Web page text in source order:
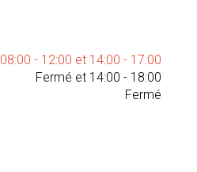
08:00 - 12:00 et 14:00 - 17:00
Fermé et 14:00 - 18:00
Fermé